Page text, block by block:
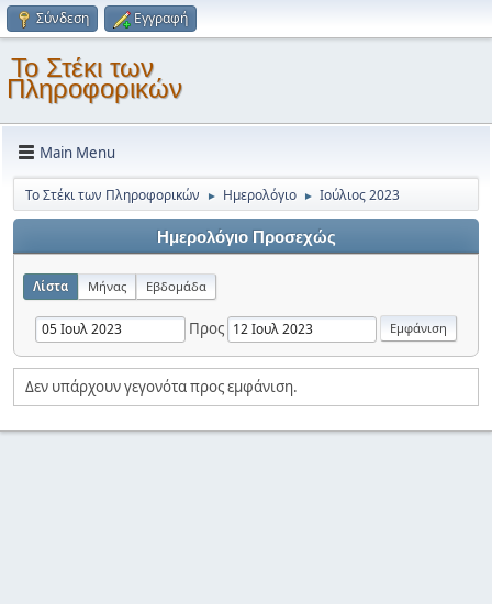
Σύνδεση Εγγραφή
Το Στέκι των
Πληροφορικών
Main Menu
Το Στέκι των Πληροφορικών ► Ημερολόγιο ► Ιούλιος 2023
Ημερολόγιο Προσεχώς
Λίστα Μήνας Εβδομάδα
Προς
Δεν υπάρχουν γεγονότα προς εμφάνιση.